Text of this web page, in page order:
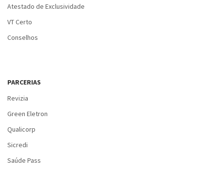
Atestado de Exclusividade
VT Certo
Conselhos
PARCERIAS
Revizia
Green Eletron
Qualicorp
Sicredi
Saúde Pass